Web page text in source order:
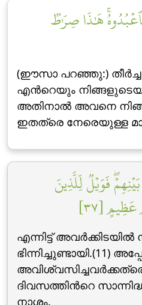
هَٰذَا صِرَٰطٞ
(ഈസാ പറഞ്ഞു:)
എന്‍റെയും
അതിനാല്‍ അവനെ
ഇതത്രെ നേരെയുള്ള
فَوَيۡلٞ لِّلَّذِينَ
[٣٧]
എന്നിട്ട് അവര്‍ക്കിടയില്‍
ഭിന്നിച്ചുണ്ടായി.(11)
ദിവസത്തിന്‍റെ
നാശം.